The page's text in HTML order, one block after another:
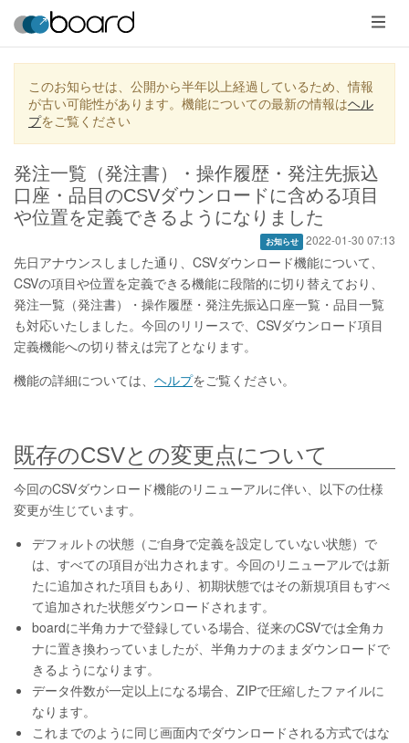
メ
ニ
ュ
ー
このお知らせは、公開から半年以上経過しているため、情報
が古い可能性があります。機能についての最新の情報はヘル
プをご覧ください
発注一覧（発注書）・操作履歴・発注先振込
口座・品目のCSVダウンロードに含める項目
や位置を定義できるようになりました
お知らせ 2022-01-30 07:13
先日アナウンスしました通り、CSVダウンロード機能について、
CSVの項目や位置を定義できる機能に段階的に切り替えており、
発注一覧（発注書）・操作履歴・発注先振込口座一覧・品目一覧
も対応いたしました。今回のリリースで、CSVダウンロード項目
定義機能への切り替えは完了となります。
機能の詳細については、 ヘルプをご覧ください。
既存のCSVとの変更点について
今回のCSVダウンロード機能のリニューアルに伴い、以下の仕様
変更が生じています。
デフォルトの状態（ご自身で定義を設定していない状態）で
は、すべての項目が出力されます。今回のリニューアルでは新
たに追加された項目もあり、初期状態ではその新規項目もすべ
て追加された状態ダウンロードされます。
boardに半角カナで登録している場合、従来のCSVでは全角カ
ナに置き換わっていましたが、半角カナのままダウンロードで
きるようになります。
データ件数が一定以上になる場合、ZIPで圧縮したファイルに
なります。
これまでのように同じ画面内でダウンロードされる方式ではな